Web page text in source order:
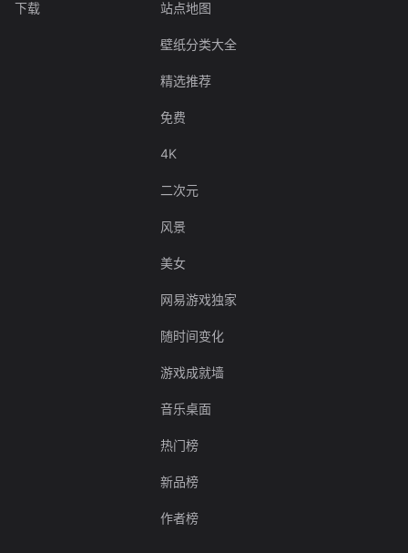
下载 站点地图
壁纸分类大全
精选推荐
免费
4K
二次元
风景
美女
网易游戏独家
随时间变化
游戏成就墙
音乐桌面
热门榜
新品榜
作者榜